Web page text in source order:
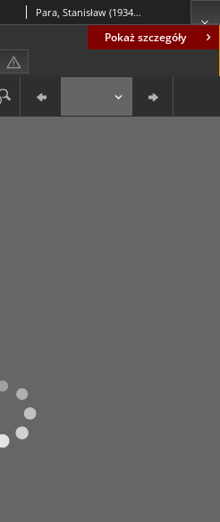
Pokaż szczegóły
Para, Stanisław (1934-2010)